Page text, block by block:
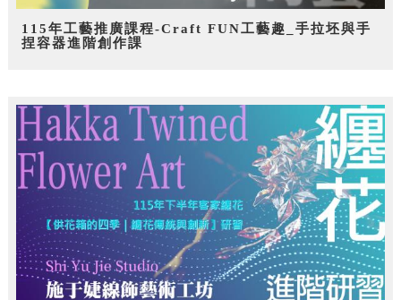
115年工藝推廣課程-Craft FUN工藝趣_手拉坯與手
捏容器進階創作課